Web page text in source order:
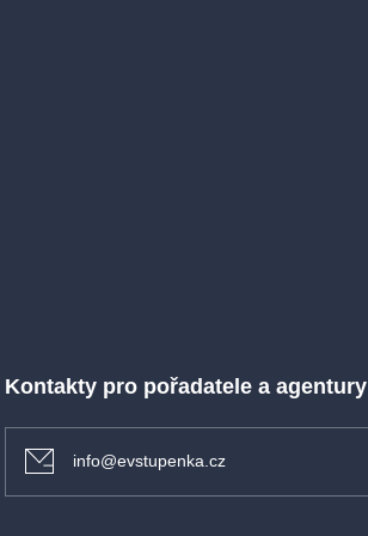
Kontakty pro pořadatele a agentury
info@evstupenka.cz